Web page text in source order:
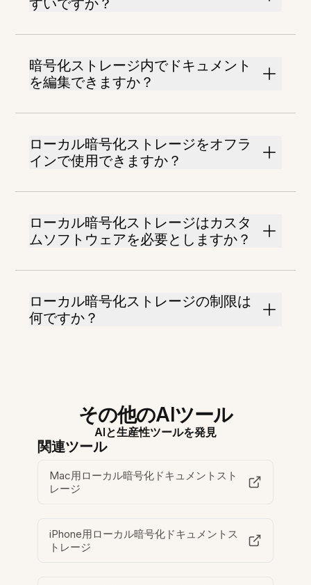
すいですか？
暗号化ストレージ内でドキュメント
を編集できますか？
ローカル暗号化ストレージをオフラ
インで使用できますか？
ローカル暗号化ストレージはカスタ
ムソフトウェアを必要としますか？
ローカル暗号化ストレージの制限は
何ですか？
その他のAIツール
AIと生産性ツールを発見
関連ツール
Mac用ローカル暗号化ドキュメントスト
レージ
iPhone用ローカル暗号化ドキュメントス
トレージ